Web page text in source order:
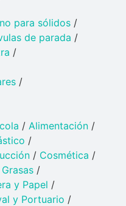
para sólidos/
de parada /
/
/
/ Alimentación/
/
/ Cosmética /
Grasas/
y Papel /
y Portuario​ /